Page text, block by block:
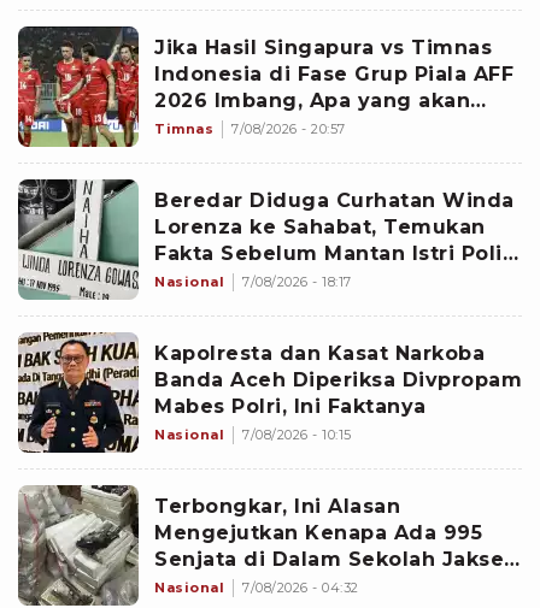
Jika Hasil Singapura vs Timnas
Indonesia di Fase Grup Piala AFF
2026 Imbang, Apa yang akan
Terjadi?
Timnas 7/08/2026 - 20:57
Beredar Diduga Curhatan Winda
Lorenza ke Sahabat, Temukan
Fakta Sebelum Mantan Istri Polisi
di Medan Tewas
Nasional 7/08/2026 - 18:17
Kapolresta dan Kasat Narkoba
Banda Aceh Diperiksa Divpropam
Mabes Polri, Ini Faktanya
Nasional 7/08/2026 - 10:15
Terbongkar, Ini Alasan
Mengejutkan Kenapa Ada 995
Senjata di Dalam Sekolah Jaksel
Sejak 2020
Nasional 7/08/2026 - 04:32